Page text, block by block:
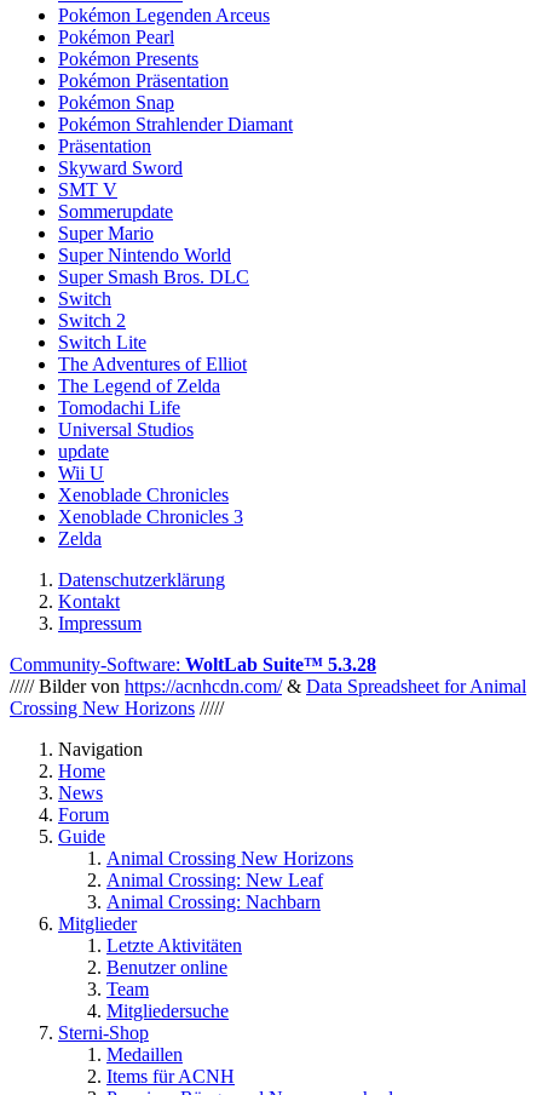
Pokémon Legenden Arceus
Pokémon Pearl
Pokémon Presents
Pokémon Präsentation
Pokémon Snap
Pokémon Strahlender Diamant
Präsentation
Skyward Sword
SMT V
Sommerupdate
Super Mario
Super Nintendo World
Super Smash Bros. DLC
Switch
Switch 2
Switch Lite
The Adventures of Elliot
The Legend of Zelda
Tomodachi Life
Universal Studios
update
Wii U
Xenoblade Chronicles
Xenoblade Chronicles 3
Zelda
Datenschutzerklärung
Kontakt
Impressum
Community-Software: WoltLab Suite™ 5.3.28
///// Bilder von https://acnhcdn.com/& Data Spreadsheet for Animal
Crossing New Horizons /////
Navigation
Home
News
Forum
Guide
Animal Crossing New Horizons
Animal Crossing: New Leaf
Animal Crossing: Nachbarn
Mitglieder
Letzte Aktivitäten
Benutzer online
Team
Mitgliedersuche
Sterni-Shop
Medaillen
Items für ACNH